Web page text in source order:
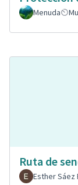
Menuda
Ruta de
Esther Sáez